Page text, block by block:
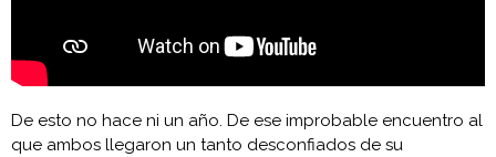
De esto no hace ni un año. De ese improbable encuentro al
que ambos llegaron un tanto desconfiados de su